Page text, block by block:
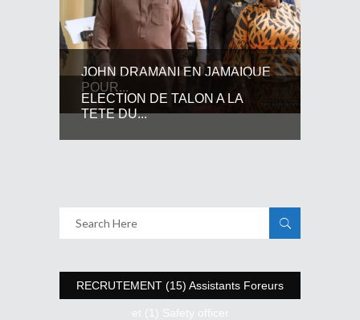
JOHN DRAMANI EN JAMAIQUE
POUR...
ELECTION DE TALON A LA
TETE DU...
RECRUTEMENT (15) Assistants Foreurs
et (1) Safety officer